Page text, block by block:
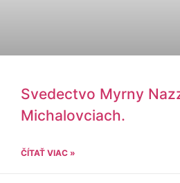
Svedectvo Myrny
Michalovciach.
ČÍTAŤ VIAC »